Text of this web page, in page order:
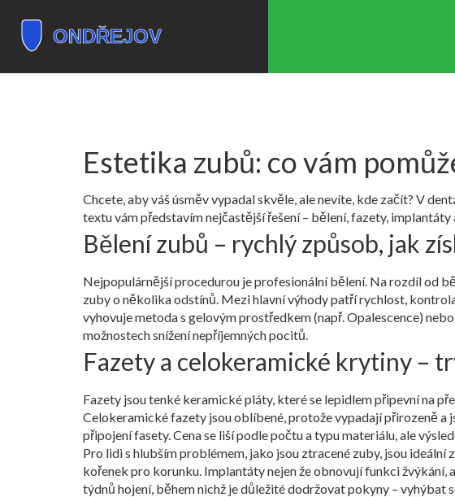
Estetika zubů: co vám
Chcete, aby váš úsměv vypadal skvěle, ale nevíte, kde začít? V
textu vám představím nejčastější řešení – bělení, fazety,
Bělení zubů – rychlý způsob, jak
Nejpopulárnější procedurou je profesionální bělení. Na rozdíl od
zuby o několika odstínů. Mezi hlavní výhody patří rychlost,
vyhovuje metoda s gelovým prostředkem (např. Opalescence)
možnostech snížení nepříjemných pocitů.
Fazety a celokeramické krytiny –
Fazety jsou tenké keramické pláty, které se lepidlem připevní na
Celokeramické fazety jsou oblíbené, protože vypadají přirozeně a
připojení fasety. Cena se liší podle počtu a typu materiálu, ale
Pro lidi s hlubším problémem, jako jsou ztracené zuby, jsou
kořenek pro korunku. Implantáty nejen že obnovují funkci
týdnů hojení, během nichž je důležité dodržovat pokyny – vyhýbat